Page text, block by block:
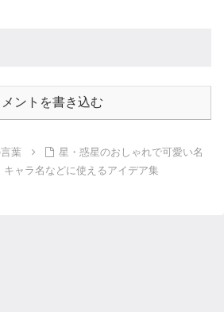
メントを書き込む
葉
星・惑星のおしゃれで可愛い名
ャラ名などに使えるアイデア集